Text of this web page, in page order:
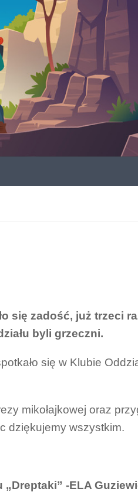
się zadość, już trzeci
byli grzeczni.
się w Klubie
mikołajkowej oraz
dziękujemy wszystkim.
„Dreptaki” -ELA